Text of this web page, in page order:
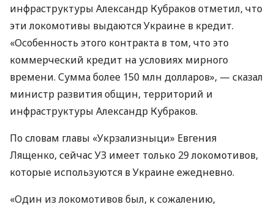
инфраструктуры Александр Кубраков отметил, что
эти локомотивы выдаются Украине в кредит.
«Особенность этого контракта в том, что это
коммерческий кредит на условиях мирного
времени. Сумма более 150 млн долларов», — сказал
министр развития общин, территорий и
инфраструктуры Александр Кубраков.
По словам главы «Укрзализныци» Евгения
Лященко, сейчас УЗ имеет только 29 локомотивов,
которые используются в Украине ежедневно.
«Один из локомотивов был, к сожалению,